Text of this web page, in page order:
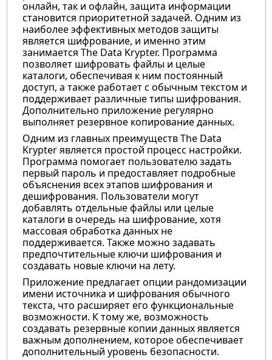
онлайн, так и офлайн, защита информации
становится приоритетной задачей. Одним из
наиболее эффективных методов защиты
является шифрование, и именно этим
занимается The Data Krypter. Программа
позволяет шифровать файлы и целые
каталоги, обеспечивая к ним постоянный
доступ, а также работает с обычным текстом и
поддерживает различные типы шифрования.
Дополнительно приложение регулярно
выполняет резервное копирование данных.
Одним из главных преимуществ The Data
Krypter является простой процесс настройки.
Программа помогает пользователю задать
первый пароль и предоставляет подробные
объяснения всех этапов шифрования и
дешифрования. Пользователи могут
добавлять отдельные файлы или целые
каталоги в очередь на шифрование, хотя
массовая обработка данных не
поддерживается. Также можно задавать
предпочтительные ключи шифрования и
создавать новые ключи на лету.
Приложение предлагает опции рандомизации
имени источника и шифрования обычного
текста, что расширяет его функциональные
возможности. К тому же, возможность
создавать резервные копии данных является
важным дополнением, которое обеспечивает
дополнительный уровень безопасности.